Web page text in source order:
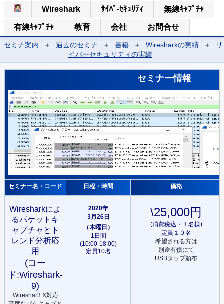
Wireshark ｻｲﾊﾞ-ｾｷｭﾘﾃｨ 無線ｷｬﾌﾟﾁｬ
有線ｷｬﾌﾟﾁｬ 教育 会社 お問合せ
セミナ案内 ＋ 過去のセミナ ＋ 書籍 ＋ Wiresharkの実績 ＋
サ
イバーセキュリティの実績
セミナー情報
セミナー名・コード 日程・時間 価格
Wiresharkによ
るパケットキ
ャプチャとト
レンド分析応
用
(コー
ド:Wireshark-
9)
Wireshar3.X対応
2020年
3月26日
（木曜日）
1日間
(10:00-18:00)
定員10名
\25,000円
(消費税込・１名様)
定員１０名
希望される方は
別途有償にて
USBタップ頒布